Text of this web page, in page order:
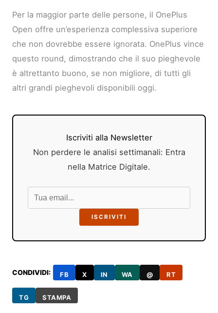
Per la maggior parte delle persone, il OnePlus
Open offre un’esperienza complessiva superiore
che non dovrebbe essere ignorata. OnePlus vince
questo round, dimostrando che il suo pieghevole
è altrettanto buono, se non migliore, di tutti gli
altri grandi pieghevoli disponibili oggi.
Iscriviti alla Newsletter
Non perdere le analisi settimanali: Entra
nella Matrice Digitale.
ISCRIVITI
CONDIVIDI: FB X IN WA @ RT
TG STAMPA